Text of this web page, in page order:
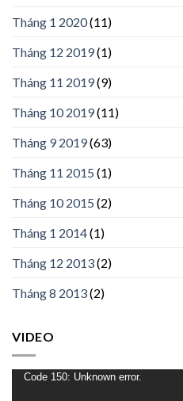
Tháng 1 2020(11)
Tháng 12 2019(1)
Tháng 11 2019(9)
Tháng 10 2019(11)
Tháng 9 2019(63)
Tháng 11 2015 (1)
Tháng 10 2015 (2)
Tháng 1 2014(1)
Tháng 12 2013(2)
Tháng 8 2013(2)
VIDEO
Trình
Code 150: Unknown error.